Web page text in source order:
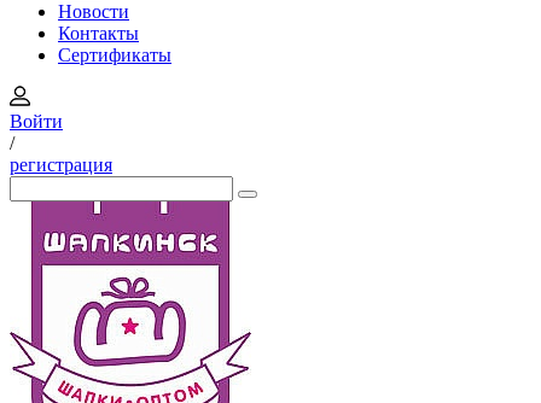
Новости
Контакты
Сертификаты
Войти
/
регистрация